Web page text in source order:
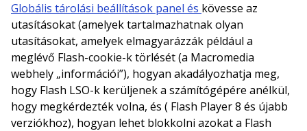
Globális tárolási beállítások panel és kövesse az
utasításokat (amelyek tartalmazhatnak olyan
utasításokat, amelyek elmagyarázzák például a
meglévő Flash-cookie-k törlését (a Macromedia
webhely „információi”), hogyan akadályozhatja meg,
hogy Flash LSO-k kerüljenek a számítógépére anélkül,
hogy megkérdezték volna, és ( Flash Player 8 és újabb
verziókhoz), hogyan lehet blokkolni azokat a Flash